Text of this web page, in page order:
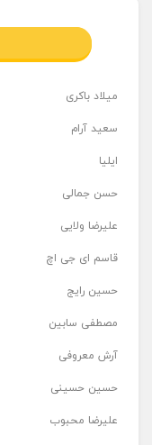
میلاد باکری
سعید آرام
ایلیا
حسن جمالی
علیرضا ولایی
قاسم ای جی اچ
حسین رایج
مصطفی سابین
آرش معروفی
حسین حسینی
علیرضا محبوب